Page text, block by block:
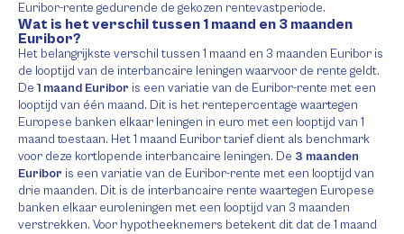
Euribor-rente gedurende de gekozen rentevastperiode.
Wat is het verschil tussen 1 maand en 3 maanden
Euribor?
Het belangrijkste verschil tussen 1 maand en 3 maanden Euribor is
de looptijd van de interbancaire leningen waarvoor de rente geldt.
De 1 maand Euribor is een variatie van de Euribor-rente met een
looptijd van één maand. Dit is het rentepercentage waartegen
Europese banken elkaar leningen in euro met een looptijd van 1
maand toestaan. Het 1 maand Euribor tarief dient als benchmark
voor deze kortlopende interbancaire leningen. De 3 maanden
Euribor is een variatie van de Euribor-rente met een looptijd van
drie maanden. Dit is de interbancaire rente waartegen Europese
banken elkaar euroleningen met een looptijd van 3 maanden
verstrekken. Voor hypotheeknemers betekent dit dat de 1 maand